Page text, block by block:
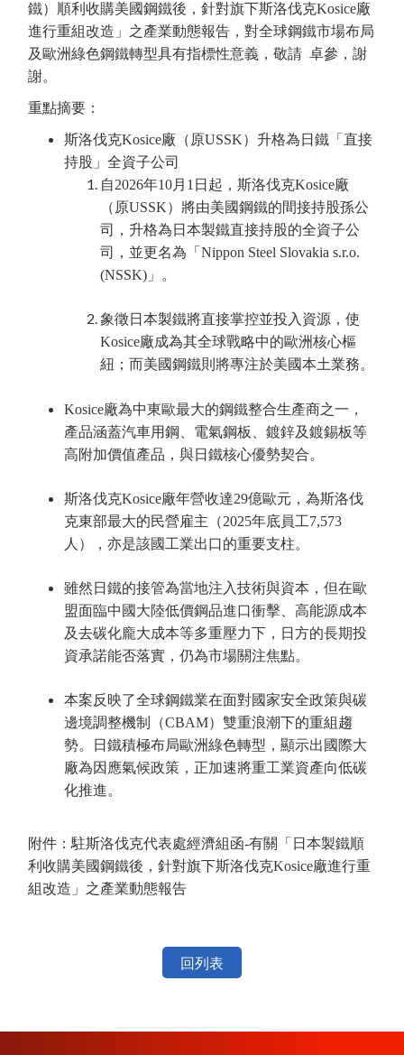
鐵）順利收購美國鋼鐵後，針對旗下斯洛伐克Kosice廠
進行重組改造」之產業動態報告，對全球鋼鐵市場布局
及歐洲綠色鋼鐵轉型具有指標性意義，敬請 卓參，謝
謝。
重點摘要：
斯洛伐克Kosice廠（原USSK）升格為日鐵「直接
持股」全資子公司
自2026年10月1日起，斯洛伐克Kosice廠
（原USSK）將由美國鋼鐵的間接持股孫公
司，升格為日本製鐵直接持股的全資子公
司，並更名為「Nippon Steel Slovakia s.r.o.
(NSSK)」。
象徵日本製鐵將直接掌控並投入資源，使
Kosice廠成為其全球戰略中的歐洲核心樞
紐；而美國鋼鐵則將專注於美國本土業務。
Kosice廠為中東歐最大的鋼鐵整合生產商之一，
產品涵蓋汽車用鋼、電氣鋼板、鍍鋅及鍍錫板等
高附加價值產品，與日鐵核心優勢契合。
斯洛伐克Kosice廠年營收達29億歐元，為斯洛伐
克東部最大的民營雇主（2025年底員工7,573
人），亦是該國工業出口的重要支柱。
雖然日鐵的接管為當地注入技術與資本，但在歐
盟面臨中國大陸低價鋼品進口衝擊、高能源成本
及去碳化龐大成本等多重壓力下，日方的長期投
資承諾能否落實，仍為市場關注焦點。
本案反映了全球鋼鐵業在面對國家安全政策與碳
邊境調整機制（CBAM）雙重浪潮下的重組趨
勢。日鐵積極布局歐洲綠色轉型，顯示出國際大
廠為因應氣候政策，正加速將重工業資產向低碳
化推進。
附件：駐斯洛伐克代表處經濟組函-有關「日本製鐵順
利收購美國鋼鐵後，針對旗下斯洛伐克Kosice廠進行重
組改造」之產業動態報告
回列表